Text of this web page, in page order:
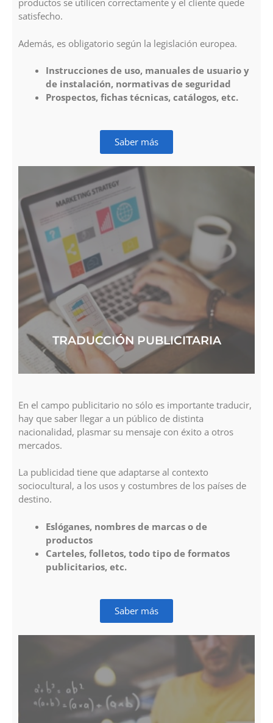
productos se utilicen correctamente y el cliente quede
satisfecho.
Además, es obligatorio según la legislación europea.
Instrucciones de uso, manuales de usuario y
de instalación, normativas de seguridad
Prospectos, fichas técnicas, catálogos, etc.
Saber más
TRADUCCIÓN PUBLICITARIA
En el campo publicitario no sólo es importante traducir,
hay que saber llegar a un público de distinta
nacionalidad, plasmar su mensaje con éxito a otros
mercados.
La publicidad tiene que adaptarse al contexto
sociocultural, a los usos y costumbres de los países de
destino.
Eslóganes, nombres de marcas o de
productos
Carteles, folletos, todo tipo de formatos
publicitarios, etc.
Saber más